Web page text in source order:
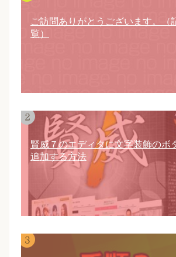
ご訪問ありがとうございます。（
覧）
賢威７のエディタに文字装飾のボ
追加する方法